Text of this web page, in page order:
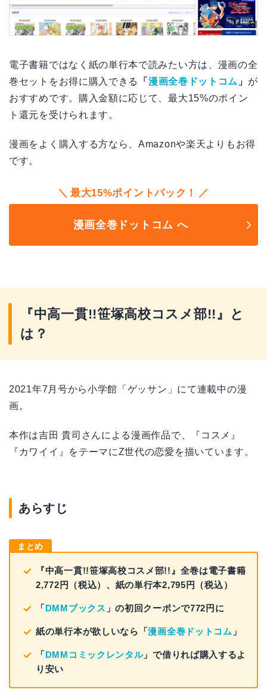
電子書籍ではなく紙の単行本で読みたい方は、漫画の全
巻セットをお得に購入できる
「 漫画全巻ドットコム 」 が
おすすめです。購入金額に応じて、最大15%のポイン
ト還元を受けられます。
漫画をよく購入する方なら、Amazonや楽天よりもお得
です。
最大15%ポイントバック！
漫画全巻ドットコム へ
『中高一貫!!笹塚高校コスメ部!!』と
は？
2021年7月号から小学館「ゲッサン」にて連載中の漫
画。
本作は吉田 貴司さんによる漫画作品で、『コスメ』
『カワイイ』をテーマにZ世代の恋愛を描いています。
あらすじ
まとめ
『中高一貫!!笹塚高校コスメ部!!』全巻は電子書籍
2,772円（税込）、紙の単行本2,795円（税込）
「DMMブックス 」の初回クーポンで772円に
紙の単行本が欲しいなら「漫画全巻ドットコム 」
「DMMコミックレンタル」で借りれば購入するよ
り安い